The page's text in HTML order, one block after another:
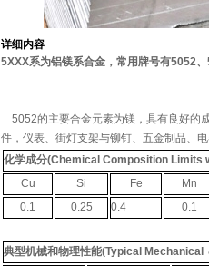
详细内容
5XXX系为铝镁系合金，常用牌号有5052、
5052的主要合金元素为镁，具有良好的
件，仪表、街灯支架与铆钉、五金制品、
化学成分(Chemical Composition Limits
Cu
Si Fe
Mn
0.1
0.25 0.4 0.1
典型机械和物理性能(Typical Mechanical